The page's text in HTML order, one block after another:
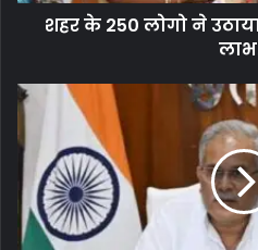
शहर के 250 लोगो ने